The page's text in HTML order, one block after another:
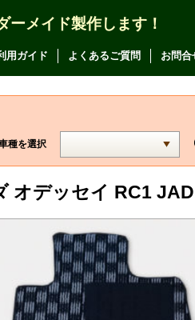
ーメイド製作します！
用ガイド よくあるご質問 お問合
種を選択
オデッセイ RC1